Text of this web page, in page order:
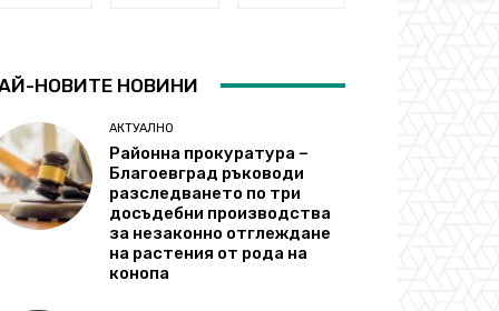
НОВИТЕ НОВИНИ
АКТУАЛНО
Районна прокуратура –
Благоевград ръководи
разследването по три
досъдебни производства
за незаконно отглеждане
на растения от рода на
конопа